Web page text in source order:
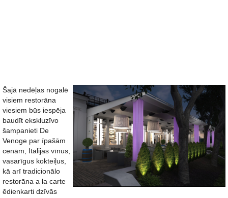
Šajā nedēļas nogalē
visiem restorāna
viesiem būs iespēja
baudīt ekskluzīvo
šampanieti De
Venoge par īpašām
cenām, Itālijas vīnus,
vasarīgus kokteiļus,
kā arī tradicionālo
restorāna a la carte
ēdienkarti dzīvās